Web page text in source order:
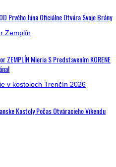
Prvého Júna Oficiálne Otvára Svoje Brány
ZEMPLÍN Mieria S Predstavením KORENE
Kostoly Počas Otváracieho Víkendu